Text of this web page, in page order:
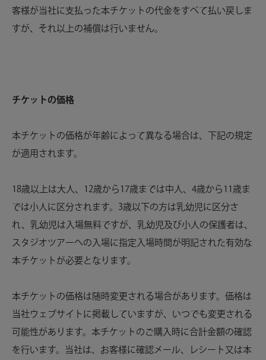
客様が当社に支払った本チケットの代金をすべて払い戻しま
すが、それ以上の補償は行いません。
チケットの価格
本チケットの価格が年齢によって異なる場合は、下記の規定
が適用されます。
18歳以上は大人、12歳から17歳までは中人、4歳から11歳ま
では小人に区分されます。3歳以下の方は乳幼児に区分さ
れ、乳幼児は入場無料ですが、乳幼児及び小人の保護者は、
スタジオツアーへの入場に指定入場時間が明記された有効な
本チケットが必要となります。
本チケットの価格は随時変更される場合があります。価格は
当社ウェブサイトに掲載していますが、いつでも変更される
可能性があります。本チケットのご購入時に合計金額の確認
を行います。当社は、お客様に確認メール、レシート又は本